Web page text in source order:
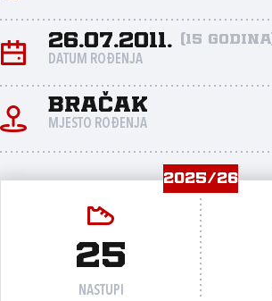
26.07.2011. (15 godina)
DATUM ROĐENJA
Bračak
MJESTO ROĐENJA
2025/26
25
NASTUPI